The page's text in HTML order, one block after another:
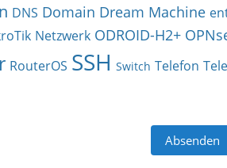
DNS Domain Dream Machine
Netzwerk ODROID-H2+
RouterOS SSH Switch Telefon